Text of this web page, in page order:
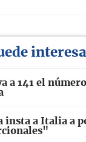
a 141 el
insta a Italia a